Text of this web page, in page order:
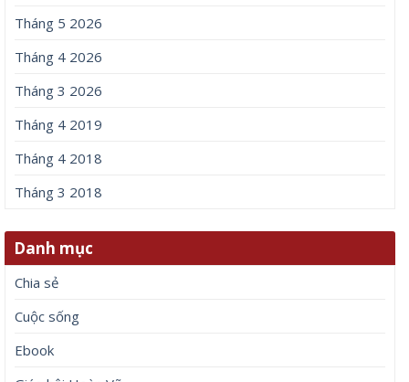
Tháng 5 2026
Tháng 4 2026
Tháng 3 2026
Tháng 4 2019
Tháng 4 2018
Tháng 3 2018
Danh mục
Chia sẻ
Cuộc sống
Ebook